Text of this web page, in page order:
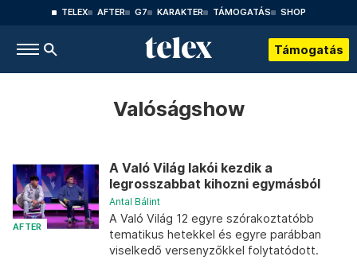
TELEX AFTER G7 KARAKTER TÁMOGATÁS SHOP
Támogatás
Valóságshow
AFTER
A Való Világ lakói kezdik a
legrosszabbat kihozni egymásból
Antal Bálint
A Való Világ 12 egyre szórakoztatóbb
tematikus hetekkel és egyre parábban
viselkedő versenyzőkkel folytatódott.